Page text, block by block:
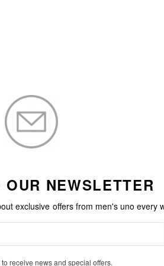
NEWSLETTER
exclusive offers from men's uno every
receive news and special offers.